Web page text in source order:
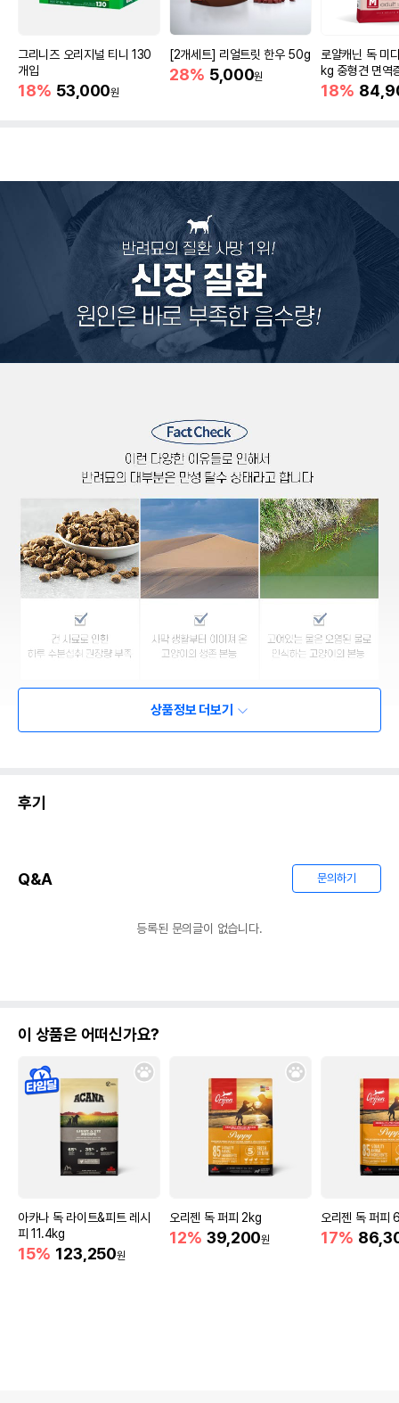
그리니즈 오리지널 티니 130
개입
18% 53,000원
[2개세트] 리얼트릿 한우 50g
28% 5,000원
로얄캐닌 독 미
kg 중형견 면역
18%
상품정보 더보기
후기
Q&A 문의하기
등록된 문의글이 없습니다.
이 상품은 어떠신가요?
아카나 독 라이트&피트 레시
피 11.4kg
15% 123,250원
오리젠 독 퍼피 2kg
12% 39,200원
오리젠 독 퍼피
17%